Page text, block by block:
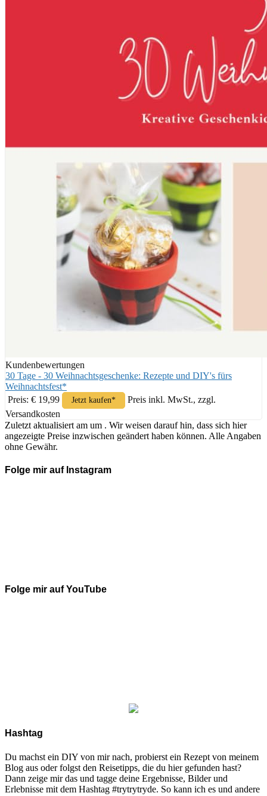
Kundenbewertungen
30 Tage - 30 Weihnachtsgeschenke: Rezepte und DIY's fürs
Weihnachtsfest*
Preis: € 19,99
Jetzt kaufen*
Preis inkl. MwSt., zzgl.
Versandkosten
Zuletzt aktualisiert am um . Wir weisen darauf hin, dass sich hier
angezeigte Preise inzwischen geändert haben können. Alle Angaben
ohne Gewähr.
Folge mir auf Instagram
Folge mir auf YouTube
Hashtag
Du machst ein DIY von mir nach, probierst ein Rezept von meinem
Blog aus oder folgst den Reisetipps, die du hier gefunden hast?
Dann zeige mir das und tagge deine Ergebnisse, Bilder und
Erlebnisse mit dem Hashtag #trytrytryde. So kann ich es und andere